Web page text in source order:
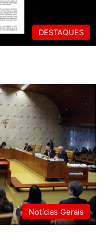
DESTAQUES
Notícias Gerais